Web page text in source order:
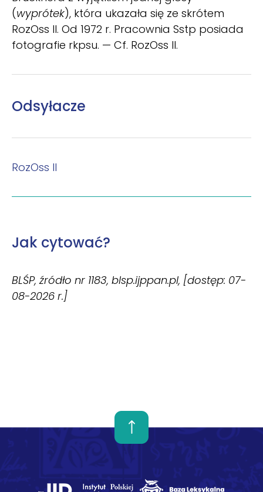
(wyprótek), która ukazała się ze skrótem
RozOss II. Od 1972 r. Pracownia Sstp posiada
fotografie rkpsu. — Cf. RozOss II.
Odsyłacze
RozOss II
Jak cytować?
BLŚP, źródło nr 1183, blsp.ijppan.pl, [dostęp: 07-
08-2026 r.]